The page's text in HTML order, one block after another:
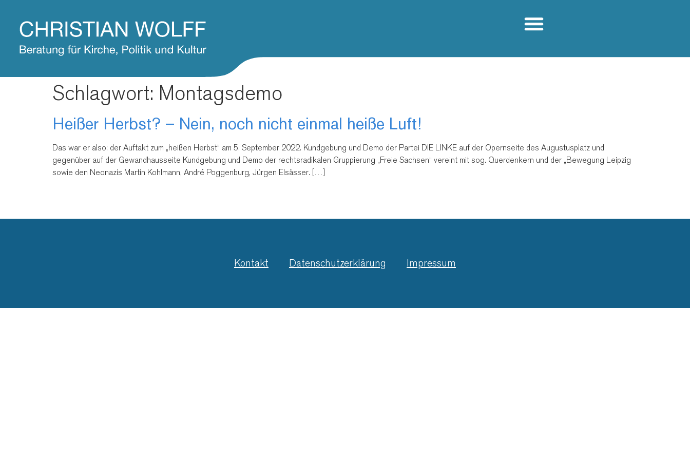
Schlagwort: Montagsdemo
Heißer Herbst? – Nein, noch nicht einmal heiße Luft!
Das war er also: der Auftakt zum „heißen Herbst“ am 5. September 2022. Kundgebung und Demo der Partei DIE LINKE auf der Opernseite des Augustusplatz und
gegenüber auf der Gewandhausseite Kundgebung und Demo der rechtsradikalen Gruppierung „Freie Sachsen“ vereint mit sog. Querdenkern und der „Bewegung Leipzig
sowie den Neonazis Martin Kohlmann, André Poggenburg, Jürgen Elsässer. […]
Kontakt Datenschutzerklärung Impressum